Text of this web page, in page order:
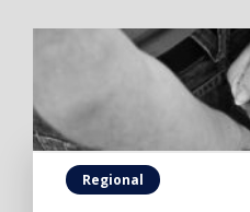
Regional